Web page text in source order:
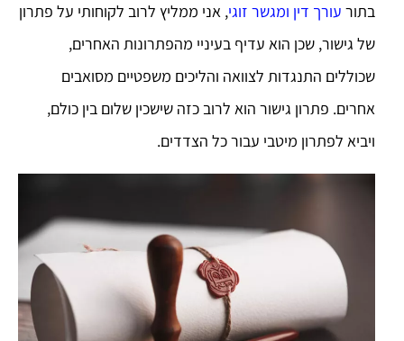
בתור עורך דין ומגשר זוגי, אני ממליץ לרוב לקוחותי על פתרון
של גישור, שכן הוא עדיף בעיניי מהפתרונות האחרים,
שכוללים התנגדות לצוואה והליכים משפטיים מסואבים
אחרים. פתרון גישור הוא לרוב כזה שישכין שלום בין כולם,
ויביא לפתרון מיטבי עבור כל הצדדים.